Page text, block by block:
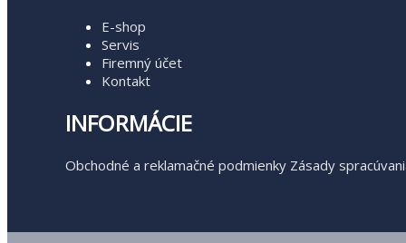
E-shop
Servis
Firemný účet
Kontakt
INFORMÁCIE
Obchodné a reklamačné podmienky Zásady